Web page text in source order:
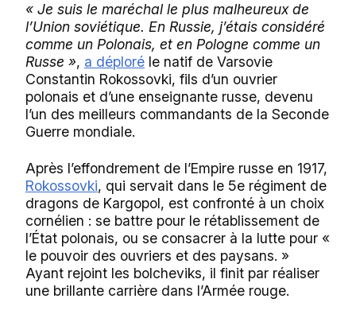
« Je suis le maréchal le plus malheureux de
l’Union soviétique. En Russie, j’étais considéré
comme un Polonais, et en Pologne comme un
Russe », a déploré le natif de Varsovie
Constantin Rokossovki, fils d’un ouvrier
polonais et d’une enseignante russe, devenu
l’un des meilleurs commandants de la Seconde
Guerre mondiale.
Après l’effondrement de l’Empire russe en 1917,
Rokossovki, qui servait dans le 5e régiment de
dragons de Kargopol, est confronté à un choix
cornélien : se battre pour le rétablissement de
l’État polonais, ou se consacrer à la lutte pour «
le pouvoir des ouvriers et des paysans. »
Ayant rejoint les bolcheviks, il finit par réaliser
une brillante carrière dans l’Armée rouge.